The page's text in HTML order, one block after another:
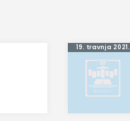
19. travnja 2021.